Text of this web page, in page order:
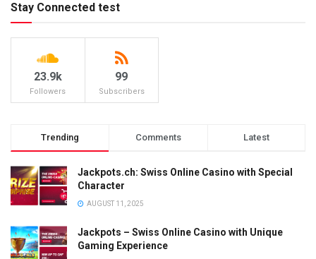
Stay Connected test
23.9k
Followers
99
Subscribers
Trending Comments Latest
Jackpots.ch: Swiss Online Casino with Special
Character
AUGUST 11, 2025
Jackpots – Swiss Online Casino with Unique
Gaming Experience